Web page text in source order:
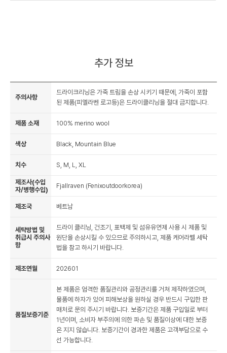
추가 정보
주의사항
드라이크리닝은 가죽 트림을 손상 시키기 때문에, 가죽이 포함
된 제품(피엘라벤 로고등)은 드라이클리닝을 절대 금지합니다.
제품 소재 100% merino wool
색상 Black, Mountain Blue
치수 S, M, L, XL
제조사(수입
자/병행수입)
Fjallraven (Fenixoutdoorkorea)
제조국 베트남
세탁방법 및
취급시 주의사
항
드라이 클리닝, 건조기, 표백제 및 섬유유연제 사용 시 제품 및
원단을 손상시킬 수 있으므로 주의하시고, 제품 케어라벨 세탁
법을 참고 하시기 바랍니다.
제조연월 202601
품질보증기준
본 제품은 엄격한 품질관리와 공정관리를 거쳐 제작하였으며,
물품에 하자가 있어 피해보상을 원하실 경우 반드시 구입한 판
매처로 문의 주시기 바랍니다. 보증기간은 제품 구입일로 부터
1년이며, 소비자 부주의에 의한 파손 및 품질이상에 대한 보증
은 지지 않습니다. 보증기간이 경과한 제품은 고객부담으로 수
선 가능합니다.